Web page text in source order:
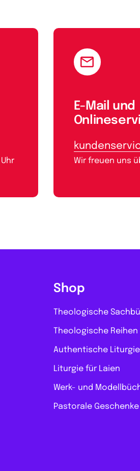
E-Mail und
Wir freuen uns
Shop
Theologische
Theologische Reihen
Authentische Liturgie
Liturgie für Laien
Werk- und
Pastorale Geschenke